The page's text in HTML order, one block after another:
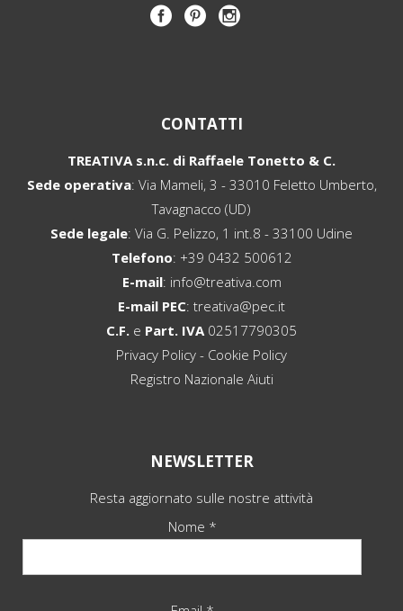
CONTATTI
TREATIVA s.n.c. di Raffaele Tonetto & C.
Sede operativa: Via Mameli, 3 - 33010 Feletto Umberto,
Tavagnacco (UD)
Sede legale: Via G. Pelizzo, 1 int.8 - 33100 Udine
Telefono: +39 0432 500612
E-mail: info@treativa.com
E-mail PEC: treativa@pec.it
C.F. e Part. IVA 02517790305
Privacy Policy - Cookie Policy
Registro Nazionale Aiuti
NEWSLETTER
Resta aggiornato sulle nostre attività
Nome *